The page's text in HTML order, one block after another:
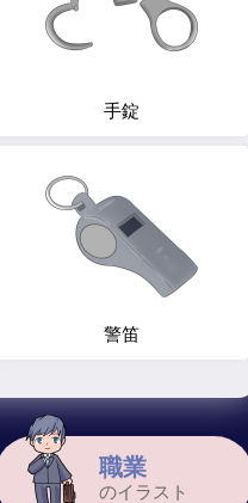
職業
のイラスト
手錠
警笛